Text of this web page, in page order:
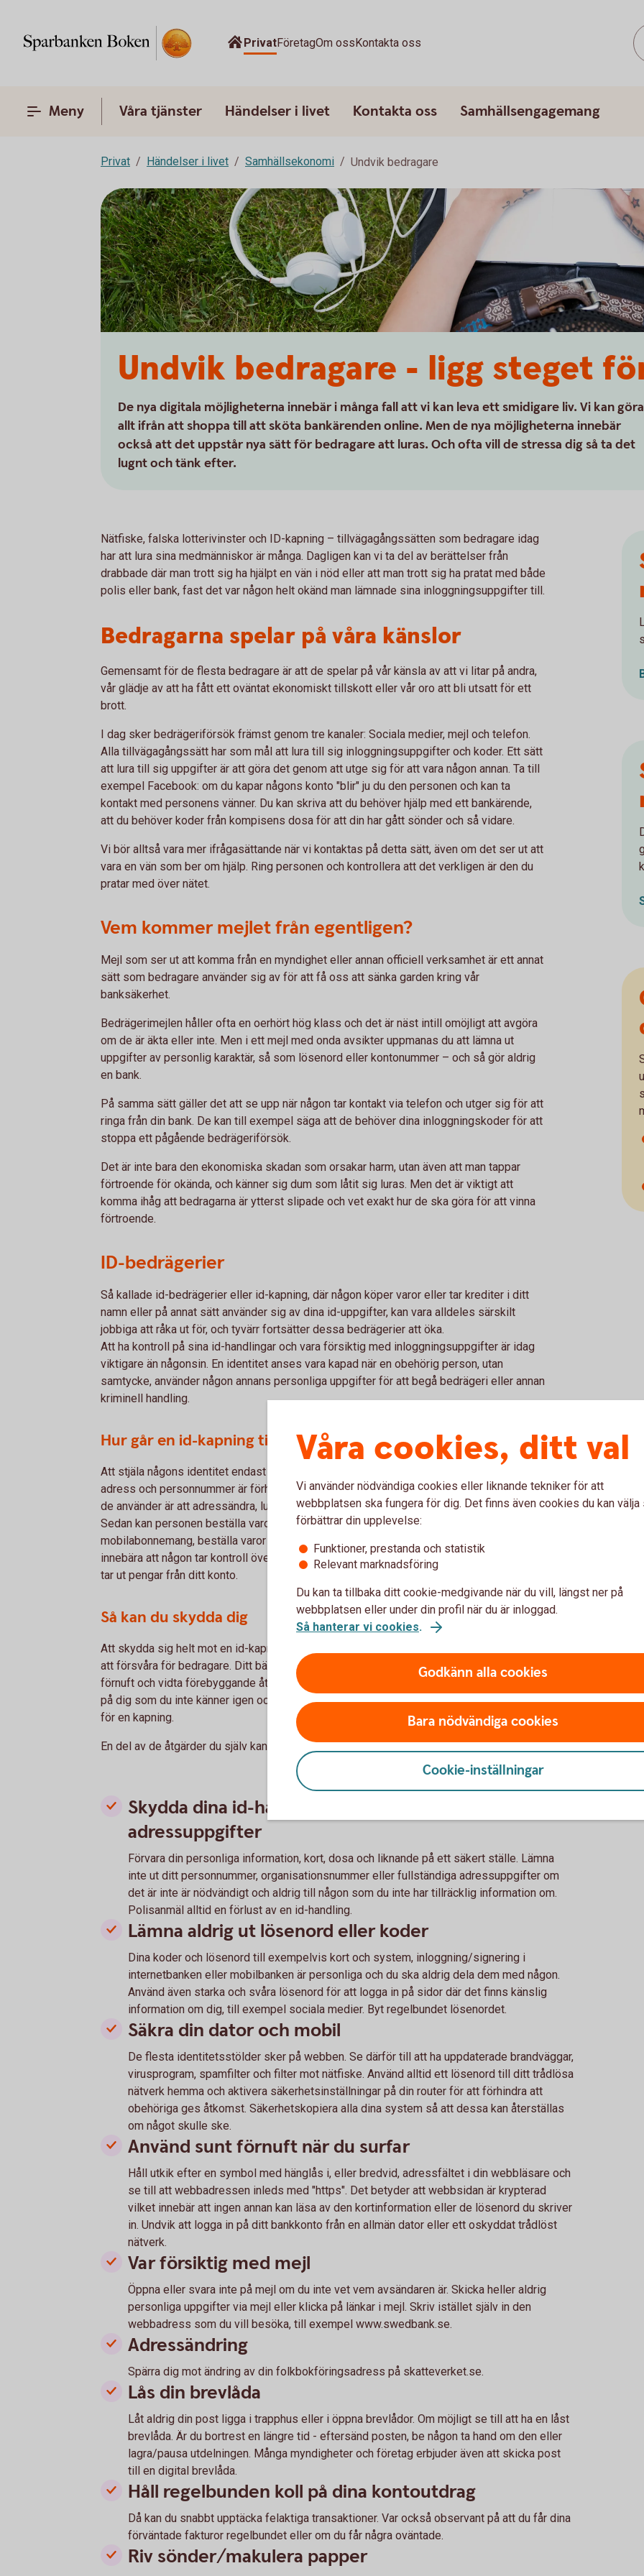
PrivatFöretagOm ossKontakta oss
Meny Våra tjänster Händelser i livet Kontakta oss Samhällsengagemang
Privat Händelser i livet Samhällsekonomi Undvik bedragare
Undvik bedragare - ligg steget
De nya digitala möjligheterna innebär i många fall att vi kan leva ett smidigare liv. Vi kan göra
allt ifrån att shoppa till att sköta bankärenden online. Men de nya möjligheterna innebär
också att det uppstår nya sätt för bedragare att luras. Och ofta vill de stressa dig så ta det
lugnt och tänk efter.
Nätfiske, falska lotterivinster och ID-kapning – tillvägagångssätten som bedragare idag
har att lura sina medmänniskor är många. Dagligen kan vi ta del av berättelser från
drabbade där man trott sig ha hjälpt en vän i nöd eller att man trott sig ha pratat med både
polis eller bank, fast det var någon helt okänd man lämnade sina inloggningsuppgifter till.
Bedragarna spelar på våra känslor
Gemensamt för de flesta bedragare är att de spelar på vår känsla av att vi litar på andra,
vår glädje av att ha fått ett oväntat ekonomiskt tillskott eller vår oro att bli utsatt för ett
brott.
I dag sker bedrägeriförsök främst genom tre kanaler: Sociala medier, mejl och telefon.
Alla tillvägagångssätt har som mål att lura till sig inloggningsuppgifter och koder. Ett sätt
att lura till sig uppgifter är att göra det genom att utge sig för att vara någon annan. Ta till
exempel Facebook: om du kapar någons konto "blir" ju du den personen och kan ta
kontakt med personens vänner. Du kan skriva att du behöver hjälp med ett bankärende,
att du behöver koder från kompisens dosa för att din har gått sönder och så vidare.
Vi bör alltså vara mer ifrågasättande när vi kontaktas på detta sätt, även om det ser ut att
vara en vän som ber om hjälp. Ring personen och kontrollera att det verkligen är den du
pratar med över nätet.
Vem kommer mejlet från egentligen?
Mejl som ser ut att komma från en myndighet eller annan officiell verksamhet är ett annat
sätt som bedragare använder sig av för att få oss att sänka garden kring vår
banksäkerhet.
Bedrägerimejlen håller ofta en oerhört hög klass och det är näst intill omöjligt att avgöra
om de är äkta eller inte. Men i ett mejl med onda avsikter uppmanas du att lämna ut
uppgifter av personlig karaktär, så som lösenord eller kontonummer – och så gör aldrig
en bank.
På samma sätt gäller det att se upp när någon tar kontakt via telefon och utger sig för att
ringa från din bank. De kan till exempel säga att de behöver dina inloggningskoder för att
stoppa ett pågående bedrägeriförsök.
Det är inte bara den ekonomiska skadan som orsakar harm, utan även att man tappar
förtroende för okända, och känner sig dum som låtit sig luras. Men det är viktigt att
komma ihåg att bedragarna är ytterst slipade och vet exakt hur de ska göra för att vinna
förtroende.
ID-bedrägerier
Så kallade id-bedrägerier eller id-kapning, där någon köper varor eller tar krediter i ditt
namn eller på annat sätt använder sig av dina id-uppgifter, kan vara alldeles särskilt
jobbiga att råka ut för, och tyvärr fortsätter dessa bedrägerier att öka.
Att ha kontroll på sina id-handlingar och vara försiktig med inloggningsuppgifter är idag
viktigare än någonsin. En identitet anses vara kapad när en obehörig person, utan
samtycke, använder någon annans personliga uppgifter för att begå bedrägeri eller annan
kriminell handling.
Hur går en id-kapning till och vad kan hända?
Att stjäla någons identitet endast med hjälp av grundläggande information som namn,
adress och personnummer är förhållandevis enkelt och bedragarna är snillrika. Några sätt
de använder är att adressändra, lura till sig ditt BankID, vittja din brevlåda eller sopor.
Sedan kan personen beställa varor och tjänster i ditt namn. Det kan handla om att teckna
mobilabonnemang, beställa varor eller ta lån och krediter i ditt namn. Det kan också
innebära att någon tar kontroll över dina bankkonton, upprättar autogirobetalningar eller
tar ut pengar från ditt konto.
Så kan du skydda dig
Att skydda sig helt mot en id-kapning är inte möjligt men det finns en del du kan göra för
att försvåra för bedragare. Ditt bästa skydd är att vara uppmärksam, handla med sunt
förnuft och vidta förebyggande åtgärder. Var vaksam om någon tar en kreditupplysning
på dig som du inte känner igen och polisanmäl om du misstänker att du har blivit utsatt
för en kapning.
En del av de åtgärder du själv kan vidta i förebyggande syfte:
Skydda dina id-handlingar, personnummer och
adressuppgifter
Förvara din personliga information, kort, dosa och liknande på ett säkert ställe. Lämna
inte ut ditt personnummer, organisationsnummer eller fullständiga adressuppgifter om
det är inte är nödvändigt och aldrig till någon som du inte har tillräcklig information om.
Polisanmäl alltid en förlust av en id-handling.
Lämna aldrig ut lösenord eller koder
Dina koder och lösenord till exempelvis kort och system, inloggning/signering i
internetbanken eller mobilbanken är personliga och du ska aldrig dela dem med någon.
Använd även starka och svåra lösenord för att logga in på sidor där det finns känslig
information om dig, till exempel sociala medier. Byt regelbundet lösenordet.
Säkra din dator och mobil
De flesta identitetsstölder sker på webben. Se därför till att ha uppdaterade brandväggar,
virusprogram, spamfilter och filter mot nätfiske. Använd alltid ett lösenord till ditt trådlösa
nätverk hemma och aktivera säkerhetsinställningar på din router för att förhindra att
obehöriga ges åtkomst. Säkerhetskopiera alla dina system så att dessa kan återställas
om något skulle ske.
Använd sunt förnuft när du surfar
Håll utkik efter en symbol med hänglås i, eller bredvid, adressfältet i din webbläsare och
se till att webbadressen inleds med "https". Det betyder att webbsidan är krypterad
vilket innebär att ingen annan kan läsa av den kortinformation eller de lösenord du skriver
in. Undvik att logga in på ditt bankkonto från en allmän dator eller ett oskyddat trådlöst
nätverk.
Var försiktig med mejl
Öppna eller svara inte på mejl om du inte vet vem avsändaren är. Skicka heller aldrig
personliga uppgifter via mejl eller klicka på länkar i mejl. Skriv istället själv in den
webbadress som du vill besöka, till exempel www.swedbank.se.
Adressändring
Spärra dig mot ändring av din folkbokföringsadress på skatteverket.se.
Lås din brevlåda
Låt aldrig din post ligga i trapphus eller i öppna brevlådor. Om möjligt se till att ha en låst
brevlåda. Är du bortrest en längre tid - eftersänd posten, be någon ta hand om den eller
lagra/pausa utdelningen. Många myndigheter och företag erbjuder även att skicka post
till en digital brevlåda.
Håll regelbunden koll på dina kontoutdrag
Då kan du snabbt upptäcka felaktiga transaktioner. Var också observant på att du får dina
förväntade fakturor regelbundet eller om du får några oväntade.
Riv sönder/makulera papper
Våra cookies, ditt val
Vi använder nödvändiga cookies eller liknande tekniker för att
webbplatsen ska fungera för dig. Det finns även cookies du kan välja
förbättrar din upplevelse:
Funktioner, prestanda och statistik
Relevant marknadsföring
Du kan ta tillbaka ditt cookie-medgivande när du vill, längst ner på
webbplatsen eller under din profil när du är inloggad.
Så hanterar vi cookies.
Godkänn alla cookies
Bara nödvändiga cookies
Cookie-inställningar